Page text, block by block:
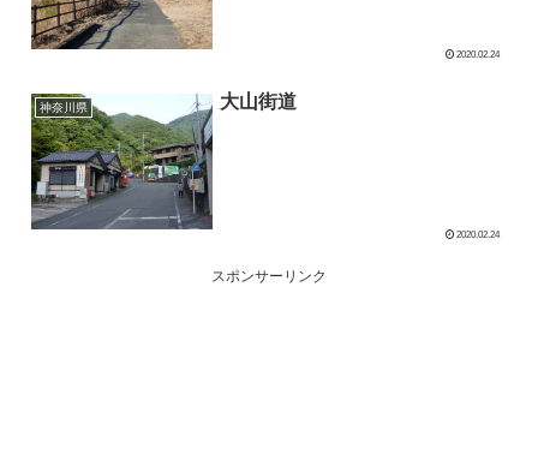
2020.02.24
神奈川県 大山街道
2020.02.24
スポンサーリンク